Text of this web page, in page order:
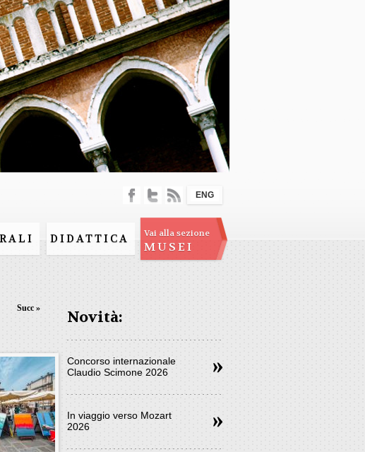
DIDATTICA Vai alla sezione
MUSEI
ENG
Succ »
Novità:
Concorso internazionale
Claudio Scimone 2026
In viaggio verso Mozart
2026